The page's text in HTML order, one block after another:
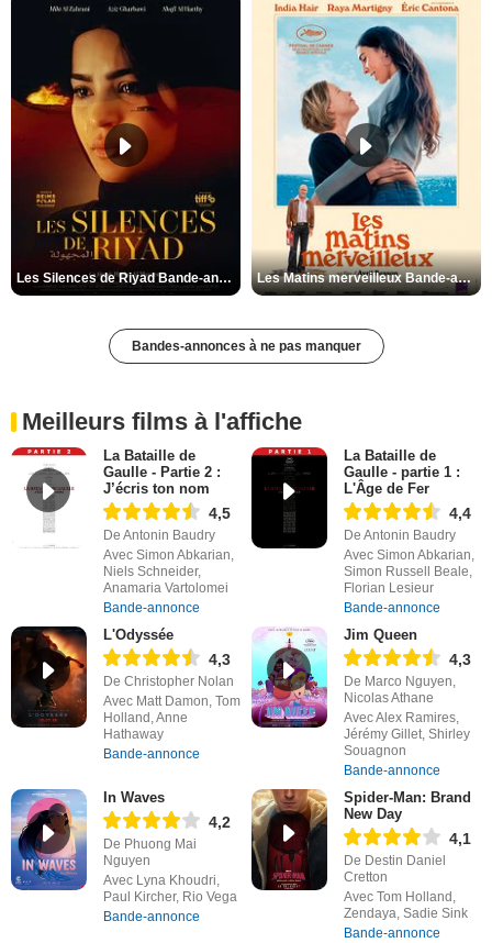
Les Silences de Riyad Bande-annonce VO STFR Les Matins merveilleux Bande-annonce VF
Bandes-annonces à ne pas manquer
Meilleurs films à l'affiche
La Bataille de
Gaulle - Partie 2 :
J’écris ton nom
4,5
De Antonin Baudry
Avec Simon Abkarian,
Niels Schneider,
Anamaria Vartolomei
Bande-annonce
La Bataille de
Gaulle - partie 1 :
L'Âge de Fer
4,4
De Antonin Baudry
Avec Simon Abkarian,
Simon Russell Beale,
Florian Lesieur
Bande-annonce
L'Odyssée
4,3
De Christopher Nolan
Avec Matt Damon, Tom
Holland, Anne
Hathaway
Bande-annonce
Jim Queen
4,3
De Marco Nguyen,
Nicolas Athane
Avec Alex Ramires,
Jérémy Gillet, Shirley
Souagnon
Bande-annonce
In Waves
4,2
De Phuong Mai
Nguyen
Avec Lyna Khoudri,
Paul Kircher, Rio Vega
Bande-annonce
Spider-Man: Brand
New Day
4,1
De Destin Daniel
Cretton
Avec Tom Holland,
Zendaya, Sadie Sink
Bande-annonce